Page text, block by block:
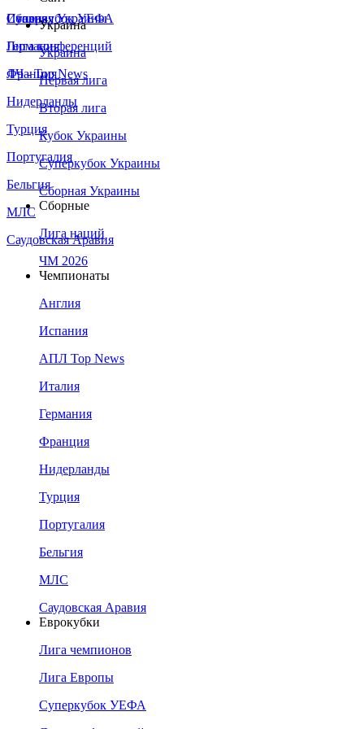
Сборная Украины
Италия
Германия
Франция
Нидерланды
Турция
Португалия
Бельгия
МЛС
Саудовская Аравия
Суперкубок УЕФА
Лига конференций
ЛЧ - Top News
Украина
Украина
Первая лига
Вторая лига
Кубок Украины
Суперкубок Украины
Сборная Украины
Сборные
Лига наций
ЧМ 2026
Чемпионаты
Англия
Испания
АПЛ Top News
Италия
Германия
Франция
Нидерланды
Турция
Португалия
Бельгия
МЛС
Саудовская Аравия
Еврокубки
Лига чемпионов
Лига Европы
Суперкубок УЕФА